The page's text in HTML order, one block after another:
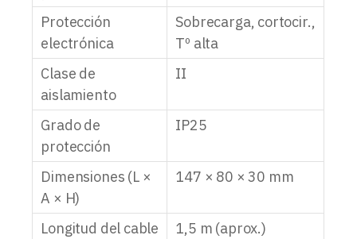
Protección
electrónica
Sobrecarga, cortocir.,
Tº alta
Clase de
aislamiento
II
Grado de
protección
IP25
Dimensiones (L ×
A × H)
147 × 80 × 30 mm
Longitud del cable
1,5 m (aprox.)